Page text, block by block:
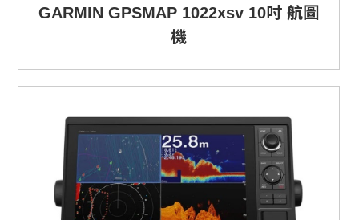
GARMIN GPSMAP 1022xsv 10吋 航圖
機